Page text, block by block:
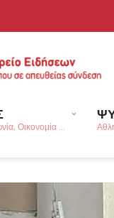
Οικονομία ...